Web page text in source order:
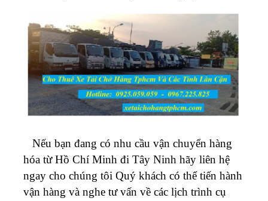
Nếu bạn đang có nhu cầu vận chuyển hàng
hóa từ Hồ Chí Minh đi Tây Ninh hãy liên hệ
ngay cho chúng tôi Quý khách có thể tiến hành
vận hàng và nghe tư vấn về các lịch trình cụ